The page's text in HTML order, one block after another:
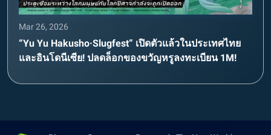
Mar 26, 2026
“Yu Yu Hakusho·Slugfest” เปิดตัวแล้วในประเทศไทย
และอินโดนีเซีย! ปลดล็อกของขวัญหรูลงทะเบียน 1M!